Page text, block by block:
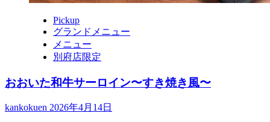
Pickup
グランドメニュー
メニュー
別府店限定
おおいた和牛サーロイン〜すき焼き風〜
kankokuen 2026年4月14日